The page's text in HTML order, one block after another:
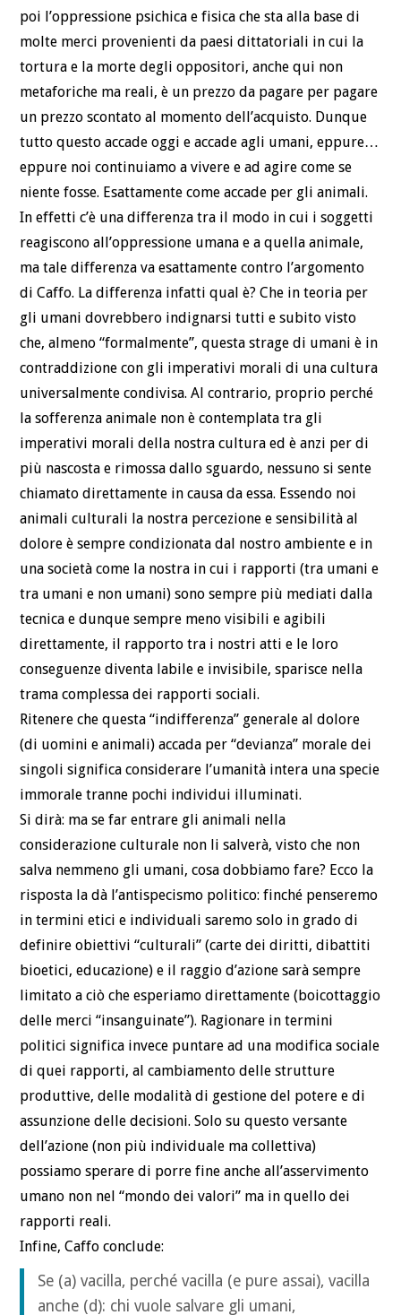
poi l’oppressione psichica e fisica che sta alla base di
molte merci provenienti da paesi dittatoriali in cui la
tortura e la morte degli oppositori, anche qui non
metaforiche ma reali, è un prezzo da pagare per pagare
un prezzo scontato al momento dell’acquisto. Dunque
tutto questo accade oggi e accade agli umani, eppure…
eppure noi continuiamo a vivere e ad agire come se
niente fosse. Esattamente come accade per gli animali.
In effetti c’è una differenza tra il modo in cui i soggetti
reagiscono all’oppressione umana e a quella animale,
ma tale differenza va esattamente contro l’argomento
di Caffo. La differenza infatti qual è? Che in teoria per
gli umani dovrebbero indignarsi tutti e subito visto
che, almeno “formalmente”, questa strage di umani è in
contraddizione con gli imperativi morali di una cultura
universalmente condivisa. Al contrario, proprio perché
la sofferenza animale non è contemplata tra gli
imperativi morali della nostra cultura ed è anzi per di
più nascosta e rimossa dallo sguardo, nessuno si sente
chiamato direttamente in causa da essa. Essendo noi
animali culturali la nostra percezione e sensibilità al
dolore è sempre condizionata dal nostro ambiente e in
una società come la nostra in cui i rapporti (tra umani e
tra umani e non umani) sono sempre più mediati dalla
tecnica e dunque sempre meno visibili e agibili
direttamente, il rapporto tra i nostri atti e le loro
conseguenze diventa labile e invisibile, sparisce nella
trama complessa dei rapporti sociali.
Ritenere che questa “indifferenza” generale al dolore
(di uomini e animali) accada per “devianza” morale dei
singoli significa considerare l’umanità intera una specie
immorale tranne pochi individui illuminati.
Si dirà: ma se far entrare gli animali nella
considerazione culturale non li salverà, visto che non
salva nemmeno gli umani, cosa dobbiamo fare? Ecco la
risposta la dà l’antispecismo politico: finché penseremo
in termini etici e individuali saremo solo in grado di
definire obiettivi “culturali” (carte dei diritti, dibattiti
bioetici, educazione) e il raggio d’azione sarà sempre
limitato a ciò che esperiamo direttamente (boicottaggio
delle merci “insanguinate”). Ragionare in termini
politici significa invece puntare ad una modifica sociale
di quei rapporti, al cambiamento delle strutture
produttive, delle modalità di gestione del potere e di
assunzione delle decisioni. Solo su questo versante
dell’azione (non più individuale ma collettiva)
possiamo sperare di porre fine anche all’asservimento
umano non nel “mondo dei valori” ma in quello dei
rapporti reali.
Infine, Caffo conclude:
Se (a) vacilla, perché vacilla (e pure assai), vacilla
anche (d): chi vuole salvare gli umani,